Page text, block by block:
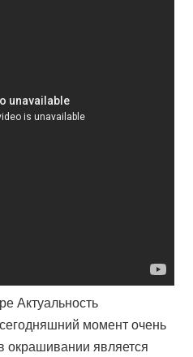
Актуальность
момент очень
окрашивании является